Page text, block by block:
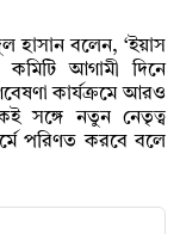
হাসান বলেন, ‘ইয়াস
কমিটি আগামী দিনে
কার্যক্রমে আরও
সঙ্গে নতুন নেতৃত্ব
পরিণত করবে বলে